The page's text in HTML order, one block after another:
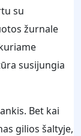
su
žurnale
susijungia
Bet kai
gilios šaltyje,